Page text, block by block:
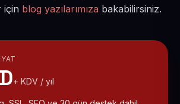
için blog yazılarımıza bakabilirsiniz.
+ KDV / yıl